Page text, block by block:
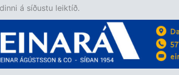
á síðustu leiktíð.